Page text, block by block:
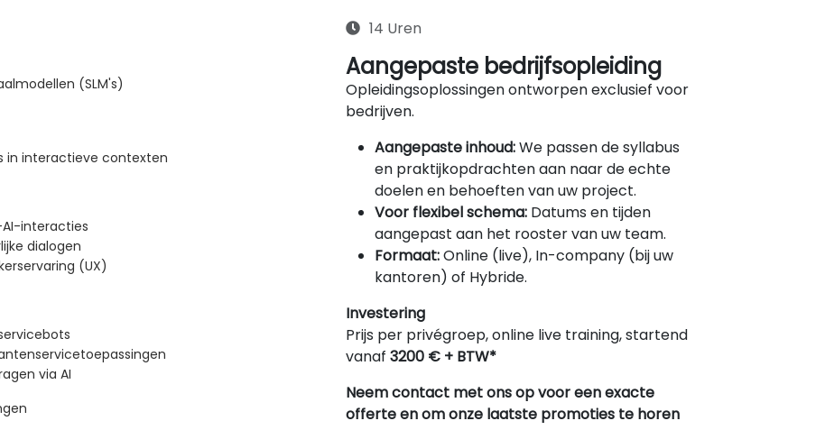
(SLM's)
in interactieve contexten
interacties
dialogen
(UX)
via AI
14 Uren
Aangepaste bedrijfsopleiding
Opleidingsoplossingen ontworpen exclusief voor
bedrijven.
Aangepaste inhoud:We passen de syllabus
en praktijkopdrachten aan naar de echte
doelen en behoeften van uw project.
Voor flexibel schema:Datums en tijden
aangepast aan het rooster van uw team.
Formaat:Online (live), In-company (bij uw
kantoren) of Hybride.
Investering
Prijs per privégroep, online live training, startend
vanaf 3200 € + BTW*
Neem contact met ons op voor een exacte
offerte en om onze laatste promoties te horen